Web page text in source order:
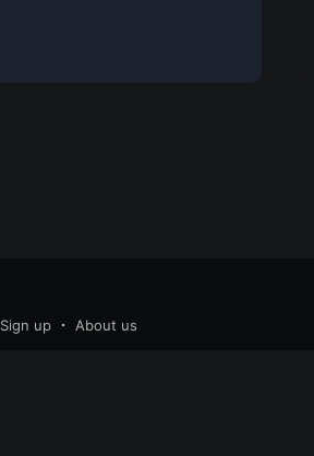
Sign up About us